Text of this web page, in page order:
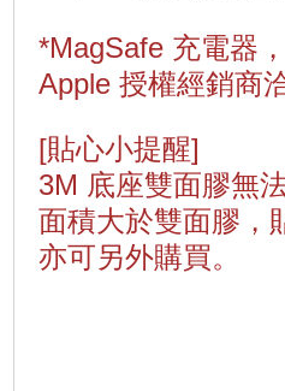
*MagSafe 充電器
Apple 授權經銷商
[貼心小提醒]
3M 底座雙面膠無
面積大於雙面膠，
亦可另外購買。